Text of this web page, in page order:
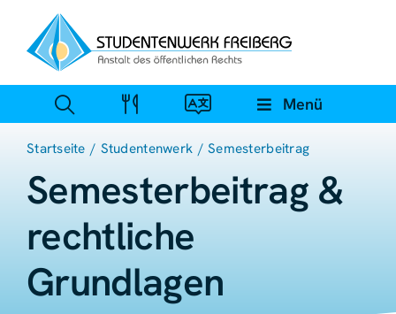
Inhalt
springen
Menü
Startseite Studentenwerk Semesterbeitrag
Semesterbeitrag &
rechtliche
Grundlagen